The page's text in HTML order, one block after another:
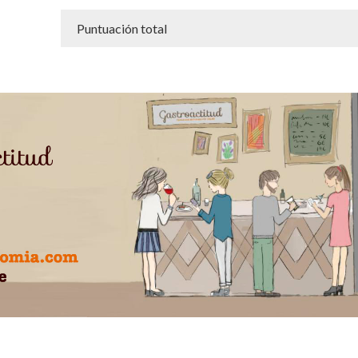
Puntuación total